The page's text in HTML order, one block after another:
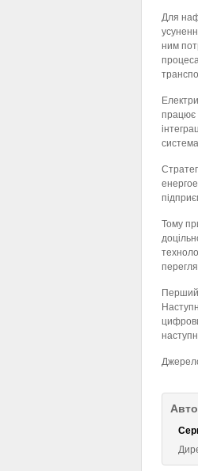
Для
ним
працює
Тому
Перший